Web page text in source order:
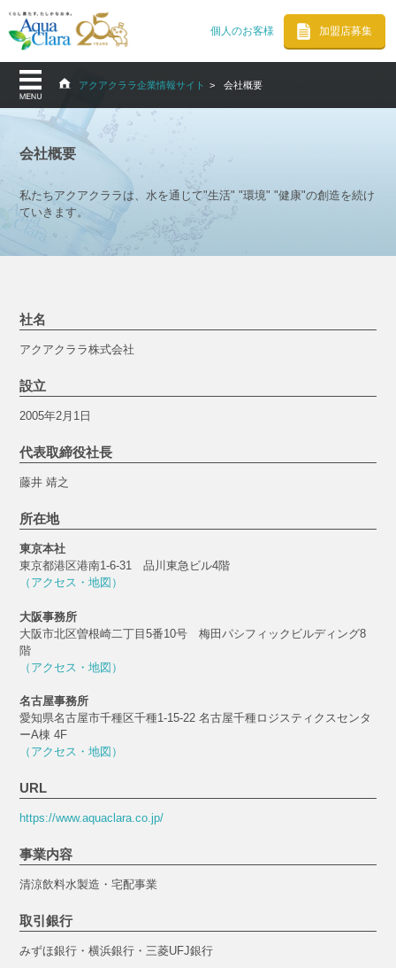
個人のお客様 加盟店募集
アクアクララ企業情報サイト 会社概要
会社概要
私たちアクアクララは、水を通じて"生活" "環境" "健康"の創造を続け
ていきます。
社名
アクアクララ株式会社
設立
2005年2月1日
代表取締役社長
藤井 靖之
所在地
東京本社
東京都港区港南1-6-31 品川東急ビル4階
（アクセス・地図）
大阪事務所
大阪市北区曽根崎二丁目5番10号 梅田パシフィックビルディング8
階
（アクセス・地図）
名古屋事務所
愛知県名古屋市千種区千種1-15-22 名古屋千種ロジスティクスセンタ
ーA棟 4F
（アクセス・地図）
URL
https://www.aquaclara.co.jp/
事業内容
清涼飲料水製造・宅配事業
取引銀行
みずほ銀行・横浜銀行・三菱UFJ銀行